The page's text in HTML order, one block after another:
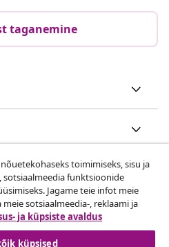
taganemine
toimimiseks, sisu ja
sotsiaalmeedia funktsioonide
Jagame teie infot meie
sotsiaalmeedia-, reklaami ja
ja küpsiste avaldus
küpsised